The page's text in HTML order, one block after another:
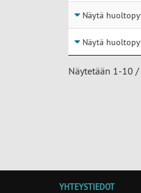
Näytä
Näytä
Näytetään 1-10
YHTEYSTIEDOT